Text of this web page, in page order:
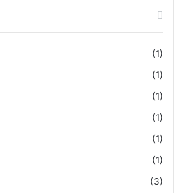
(1)
(1)
(1)
(1)
(1)
(1)
(3)